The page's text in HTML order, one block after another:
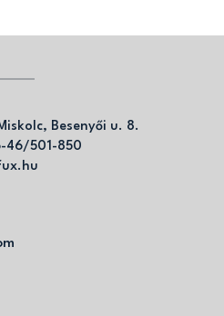
Besenyői u. 8.
46/501-850